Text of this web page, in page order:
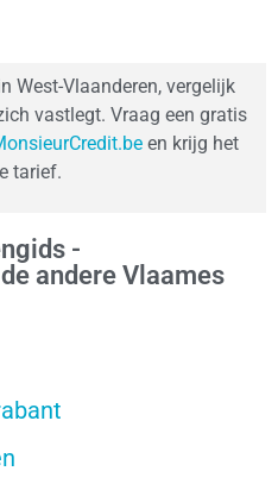
West-Vlaanderen, vergelijk
vastlegt. Vraag een gratis
en krijg het
tarief.
-
andere Vlaames